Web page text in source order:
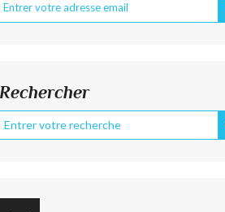
Rechercher